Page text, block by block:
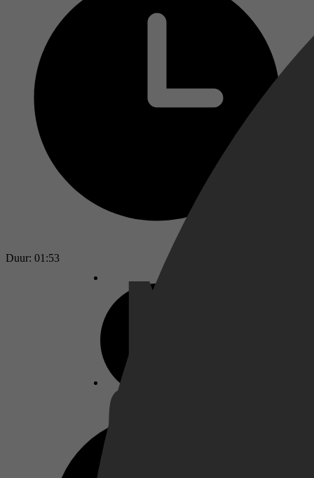
Duur: 01:53